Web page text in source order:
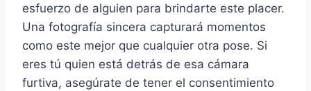
esfuerzo de alguien para brindarte este placer.
Una fotografía sincera capturará momentos
como este mejor que cualquier otra pose. Si
eres tú quien está detrás de esa cámara
furtiva, asegúrate de tener el consentimiento